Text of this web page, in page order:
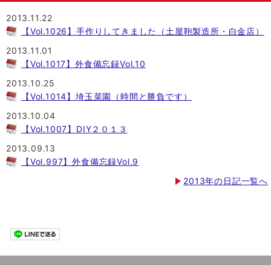
2013.11.22
【Vol.1026】手作りしてきました（土屋鞄製造所・白金店）
2013.11.01
【Vol.1017】外食備忘録Vol.10
2013.10.25
【Vol.1014】埼玉菜園（時間と勝負です）
2013.10.04
【Vol.1007】DIY２０１３
2013.09.13
【Vol.997】外食備忘録Vol.9
2013年の日記一覧へ